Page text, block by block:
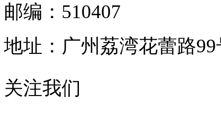
邮编：510407
地址：广州荔湾花蕾路
关注我们